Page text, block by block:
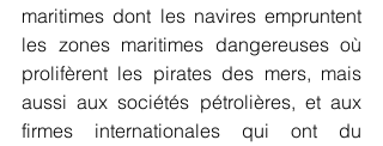
maritimes dont les navires empruntent
les zones maritimes dangereuses où
prolifèrent les pirates des mers, mais
aussi aux sociétés pétrolières, et aux
firmes internationales qui ont du